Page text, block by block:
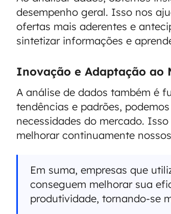
desempenho geral. Isso nos
ofertas mais aderentes e
sintetizar informações e
Inovação e Adaptação ao
A análise de dados também é
tendências e padrões,
necessidades do mercado.
melhorar continuamente
Em suma, empresas que
conseguem melhorar sua
produtividade, tornando-se